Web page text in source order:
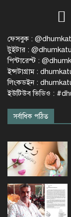
ফেসবুক :
টুইটার :
পিন্টারেস্ট :
ইন্সটাগ্রাম :
লিংকডইন :
ইউটিউব ভিডিও :
সর্বাধিক পঠিত